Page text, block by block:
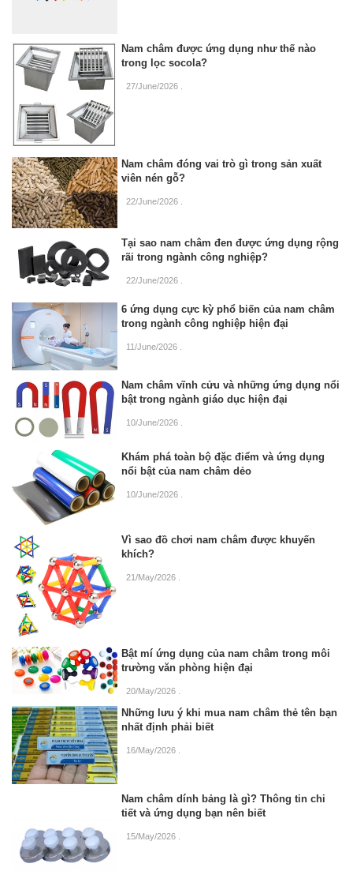
Nam châm được ứng dụng như thế nào
trong lọc socola?
27/June/2026
Nam châm đóng vai trò gì trong sản xuất
viên nén gỗ?
22/June/2026
Tại sao nam châm đen được ứng dụng rộng
rãi trong ngành công nghiệp?
22/June/2026
6 ứng dụng cực kỳ phổ biến của nam châm
trong ngành công nghiệp hiện đại
11/June/2026
Nam châm vĩnh cửu và những ứng dụng nổi
bật trong ngành giáo dục hiện đại
10/June/2026
Khám phá toàn bộ đặc điểm và ứng dụng
nổi bật của nam châm dẻo
10/June/2026 .
Vì sao đồ chơi nam châm được khuyến
khích?
21/May/2026
Bật mí ứng dụng của nam châm trong môi
trường văn phòng hiện đại
20/May/2026
Những lưu ý khi mua nam châm thẻ tên bạn
nhất định phải biết
16/May/2026
Nam châm dính bảng là gì? Thông tin chi
tiết và ứng dụng bạn nên biết
15/May/2026